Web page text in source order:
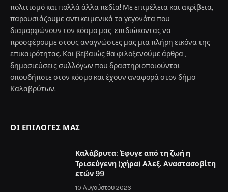
πολιτισμό και πολλά άλλα πεδία! Με επιμέλεια και ακρίβεια,
παρουσιάζουμε αντικειμενικά τα γεγονότα που
διαμορφώνουν τον κόσμο μας, επιδιώκοντας να
προσφέρουμε στους αναγνώστες μας μια πλήρη εικόνα της
επικαιρότητας. Και βεβαιώς θα φιλοξενούμε άρθρα ,
δημοσιεύσεις συλλόγων που δραστηριοποιούνται
οπουδήποτε στον κόσμο και έχουν αναφορά στον δήμο
Καλαβρύτων.
ΟΙ ΕΠΙΛΟΓΈΣ ΜΑΣ
Καλάβρυτα: Έφυγε από τη ζωή η
Τρισεύγενη (χήρα) Αλεξ. Αναστασοβίτη
ετών 99
10 Αυγούστου 2026